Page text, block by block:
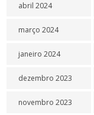
abril 2024
março 2024
janeiro 2024
dezembro 2023
novembro 2023